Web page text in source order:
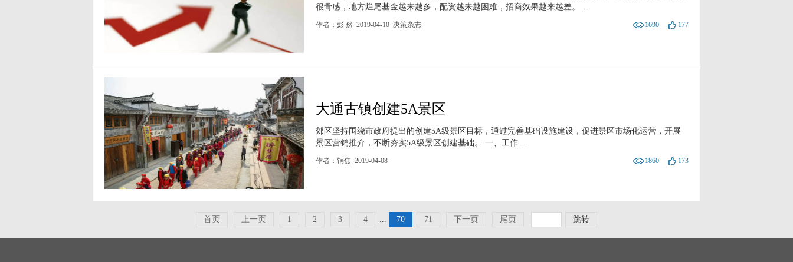
很骨感，地方烂尾基金越来越多，配资越来越困难，招商效果越来越差。...
作者：彭 然 2019-04-10 决策杂志 1690 177
大通古镇创建5A景区
郊区坚持围绕市政府提出的创建5A级景区目标，通过完善基础设施建设，促进景区市场化运营，开展
景区营销推介，不断夯实5A级景区创建基础。 一、工作...
作者：铜焦 2019-04-08 1860 173
首页 上一页 1 2 3 4 ... 70 71 下一页 尾页 跳转